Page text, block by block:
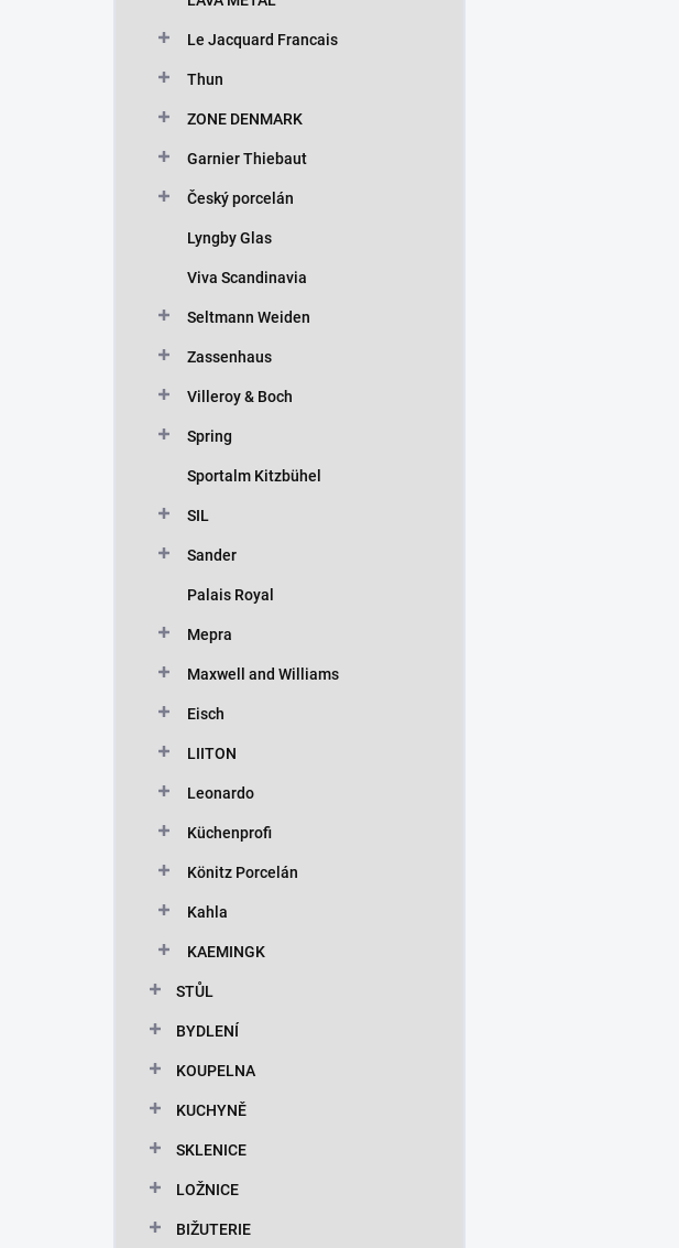
Le Jacquard Francais
Thun
ZONE DENMARK
Garnier Thiebaut
Český porcelán
Lyngby Glas
Viva Scandinavia
Seltmann Weiden
Zassenhaus
Villeroy & Boch
Spring
Sportalm Kitzbühel
SIL
Sander
Palais Royal
Mepra
Maxwell and Williams
Eisch
LIITON
Leonardo
Küchenprofi
Könitz Porcelán
Kahla
KAEMINGK
STŮL
BYDLENÍ
KOUPELNA
KUCHYNĚ
SKLENICE
LOŽNICE
BIŽUTERIE